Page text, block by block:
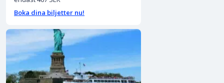
Boka dina biljetter nu!